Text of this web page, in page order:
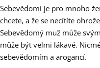
Sebevědomí je pro mnoho
chcete, a že se necítíte
Sebevědomý muž může
může být velmi lákavé.
sebevědomím a arogancí.